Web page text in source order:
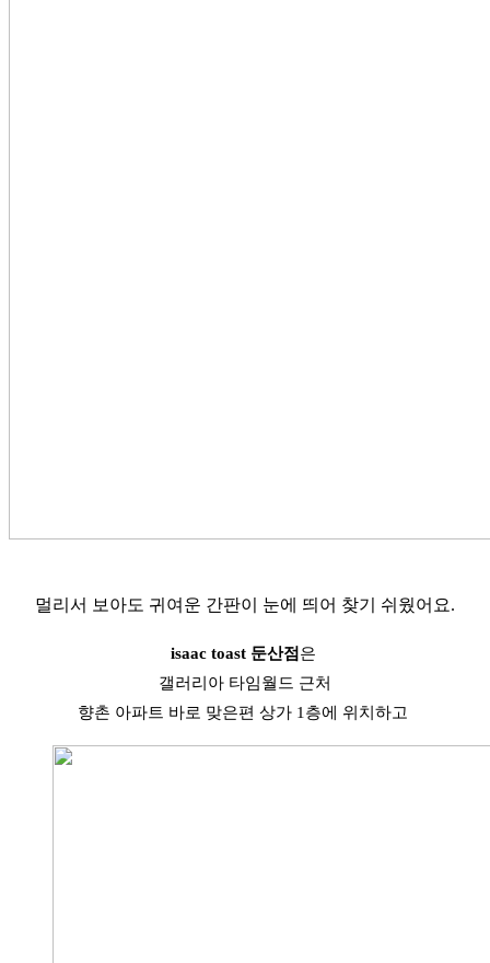
멀리서 보아도 귀여운 간판이 눈에 띄어 찾기 쉬웠어요.
isaac toast 둔산점 은
갤러리아 타임월드 근처
향촌 아파트 바로 맞은편 상가 1층에 위치하고